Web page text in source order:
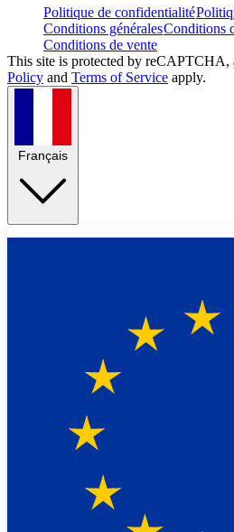
Politique de confidentialité
Conditions généralesConditions
Conditions de vente
This site is protected by reCAPTCHA,
Policy and Terms of Service apply.
Français